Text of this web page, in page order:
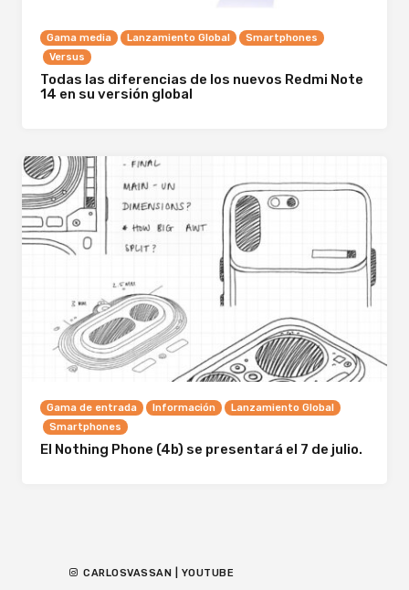
Gama media Lanzamiento Global
Smartphones
Versus
Todas las diferencias de los nuevos Redmi Note
14 en su versión global
Gama de entrada Información
Lanzamiento Global
Smartphones
El Nothing Phone (4b) se presentará el 7 de julio.
CARLOSVASSAN | YOUTUBE